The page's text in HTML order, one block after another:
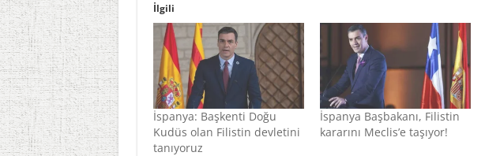
İlgili
İspanya: Başkenti Doğu
Kudüs olan Filistin devletini
tanıyoruz
İspanya Başbakanı, Filistin
kararını Meclis’e taşıyor!